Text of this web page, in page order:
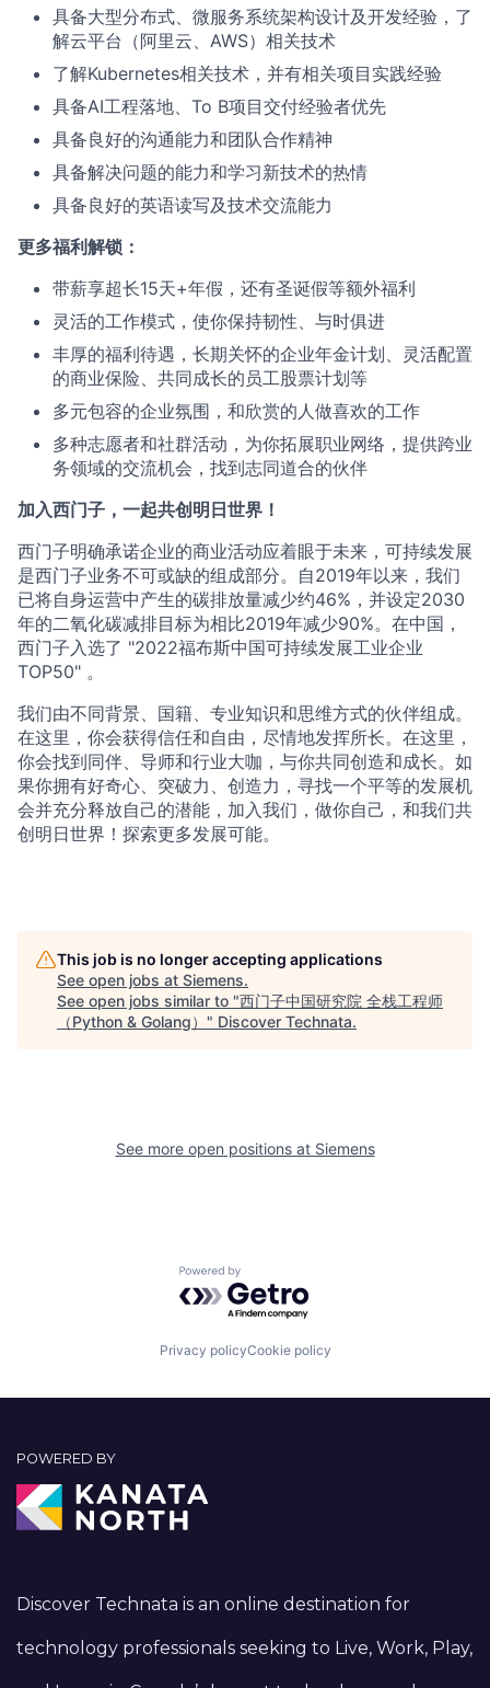
具备大型分布式、微服务系统架构设计及开发经验，了
解云平台（阿里云、AWS）相关技术
了解Kubernetes相关技术，并有相关项目实践经验
具备AI工程落地、To B项目交付经验者优先
具备良好的沟通能力和团队合作精神
具备解决问题的能力和学习新技术的热情
具备良好的英语读写及技术交流能力
更多福利解锁：
带薪享超长15天+年假，还有圣诞假等额外福利
灵活的工作模式，使你保持韧性、与时俱进
丰厚的福利待遇，长期关怀的企业年金计划、灵活配置
的商业保险、共同成长的员工股票计划等
多元包容的企业氛围，和欣赏的人做喜欢的工作
多种志愿者和社群活动，为你拓展职业网络，提供跨业
务领域的交流机会，找到志同道合的伙伴
加入西门子，一起共创明日世界！
西门子明确承诺企业的商业活动应着眼于未来，可持续发展
是西门子业务不可或缺的组成部分。自2019年以来，我们
已将自身运营中产生的碳排放量减少约46%，并设定2030
年的二氧化碳减排目标为相比2019年减少90%。在中国，
西门子入选了 "2022福布斯中国可持续发展工业企业
TOP50" 。
我们由不同背景、国籍、专业知识和思维方式的伙伴组成。
在这里，你会获得信任和自由，尽情地发挥所长。在这里，
你会找到同伴、导师和行业大咖，与你共同创造和成长。如
果你拥有好奇心、突破力、创造力，寻找一个平等的发展机
会并充分释放自己的潜能，加入我们，做你自己，和我们共
创明日世界！探索更多发展可能。
This job is no longer accepting applications
See open jobs at Siemens.
See open jobs similar to "西门子中国研究院 全栈工程师
（Python & Golang） " Discover Technata.
See more open positions at Siemens
Powered by Getro.com
Privacy policyCookie policy
POWERED BY
Discover Technata is an online destination for
technology professionals seeking to Live, Work, Play,